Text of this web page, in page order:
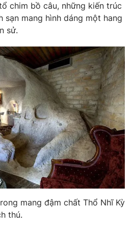
lai
Podcast
Infographic
Shorts video
VTV Thể thao
chim bồ câu, những kiến trúc
sạn mang hình dáng một hang
sử.
mang đậm chất Thổ Nhĩ Kỳ
thú.